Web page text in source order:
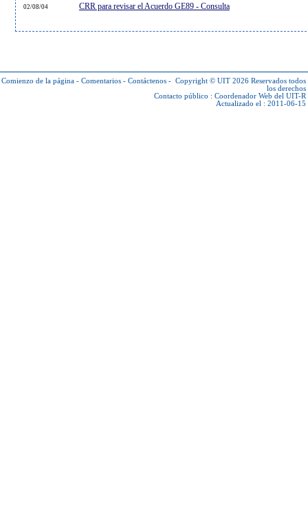
02/08/04 CRR para revisar el Acuerdo GE89 - Consulta
Comienzo de la página - Comentarios - Contáctenos - Copyright © UIT 2026 Reservados todos
los derechos
Contacto público : Coordenador Web del UIT-R
Actualizado el : 2011-06-15